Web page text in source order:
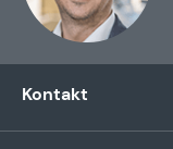
Kontakt